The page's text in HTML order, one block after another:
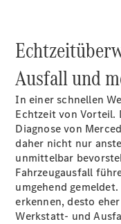
Alle
Marco
Horizon
Marco
Ausfall und
In einer schnellen
Echtzeit von Vorteil.
Diagnose von
daher nicht nur
unmittelbar
Fahrzeugausfall
umgehend
erkennen, desto
Werkstatt- und